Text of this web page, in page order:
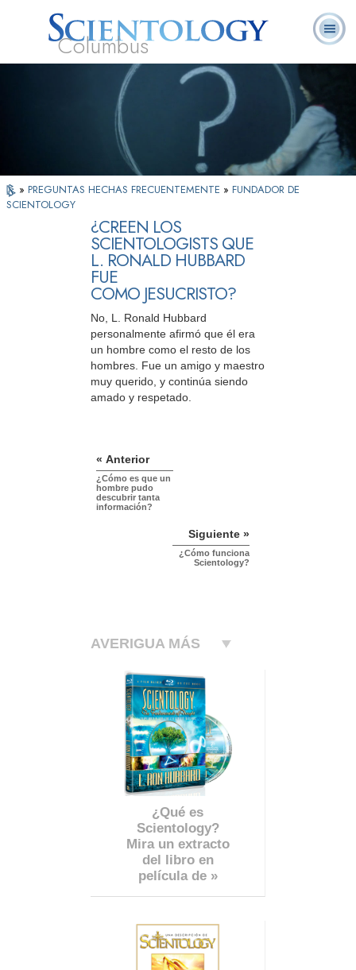
Columbus
¿Qué es
Scientology?
Ministros
Voluntarios
Preguntas
Frecuentes
» PREGUNTAS HECHAS FRECUENTEMENTE » FUNDADOR DE
SCIENTOLOGY
¿CREEN LOS
SCIENTOLOGISTS QUE
L. RONALD HUBBARD
FUE
COMO JESUCRISTO?
No, L. Ronald Hubbard
personalmente afirmó que él era
un hombre como el resto de los
hombres. Fue un amigo y maestro
muy querido, y continúa siendo
amado y respetado.
« Anterior
¿Cómo es que un
hombre pudo
descubrir tanta
información?
Siguiente »
¿Cómo funciona
Scientology?
AVERIGUA MÁS
¿Qué es
Scientology?
Mira un extracto
del libro en
película de »